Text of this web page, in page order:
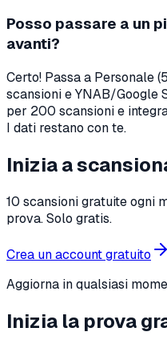
Posso passare a un
avanti?
Certo! Passa a Personale
scansioni e YNAB/Google
per 200 scansioni e
I dati restano con te.
Inizia a
10 scansioni gratuite ogni
prova. Solo gratis.
Crea un account gratuito
Aggiorna in qualsiasi
Inizia la prova